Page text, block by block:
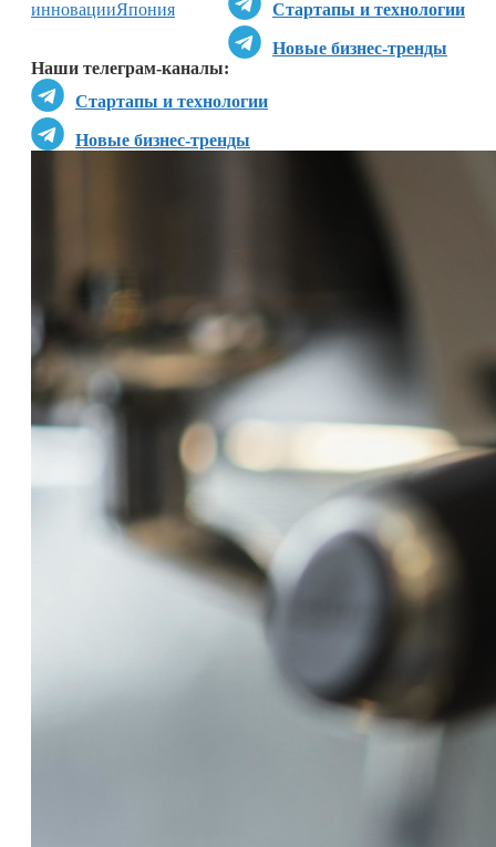
Стартапы и технологии
Новые бизнес-тренды
Наши телеграм-каналы:
Стартапы и технологии
Новые бизнес-тренды
инновацииЯпония